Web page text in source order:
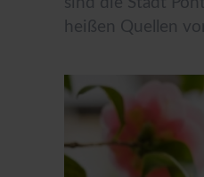
heißen Quellen